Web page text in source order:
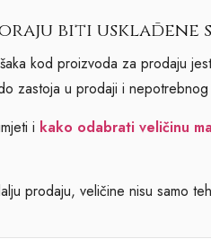
biti usklađene
kod proizvoda za prodaju
zastoja u prodaji i nepotrebnog
i kako odabrati veličinu
prodaju, veličine nisu samo